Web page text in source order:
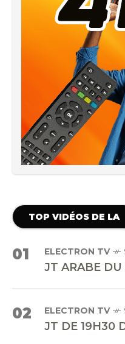
TOP VIDÉOS DE LA
01 ELECTRON TV
JT ARABE
02 ELECTRON TV
JT DE 19H30